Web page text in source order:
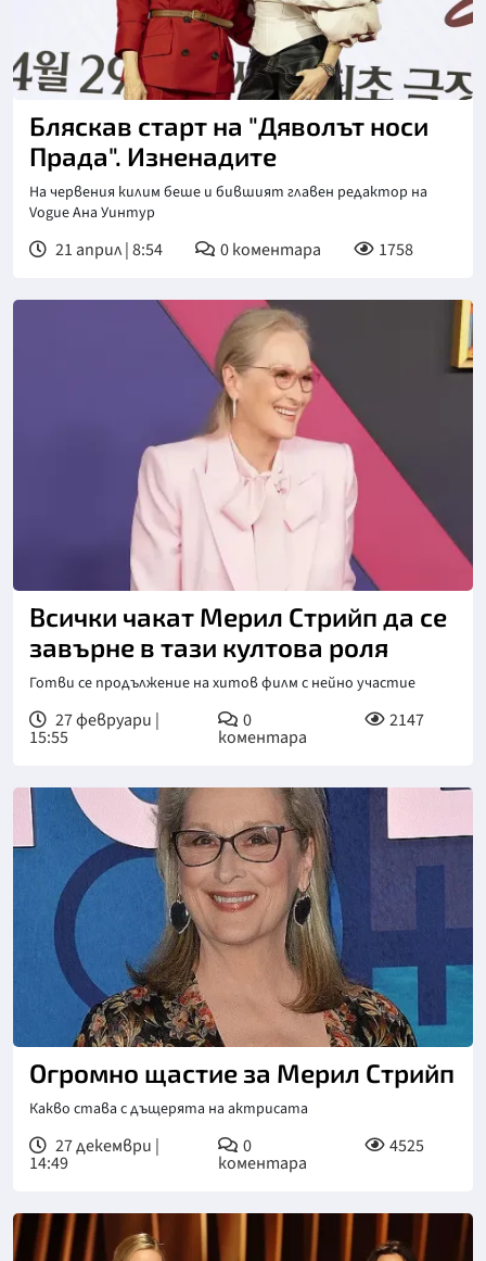
Бляскав старт на "Дяволът носи
Прада". Изненадите
На червения килим беше и бившият главен редактор на
Vogue Ана Уинтур
21 април | 8:54 0коментара 1758
Снимка: БГНЕС
Всички чакат Мерил Стрийп да се
завърне в тази култова роля
Готви се продължение на хитов филм с нейно участие
27 февруари |
15:55
0
коментара
2147
Огромно щастие за Мерил Стрийп
Какво става с дъщерята на актрисата
27 декември |
14:49
0
коментара
4525